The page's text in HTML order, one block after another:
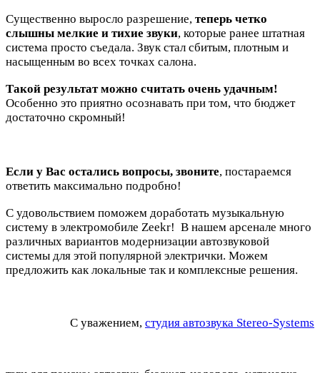
Существенно выросло разрешение, теперь четко
слышны мелкие и тихие звуки, которые ранее штатная
система просто съедала. Звук стал сбитым, плотным и
насыщенным во всех точках салона.
Такой результат можно считать очень удачным!
Особенно это приятно осознавать при том, что бюджет
достаточно скромный!
Если у Вас остались вопросы, звоните, постараемся
ответить максимально подробно!
С удовольствием поможем доработать музыкальную
систему в электромобиле Zeekr! В нашем арсенале много
различных вариантов модернизации автозвуковой
системы для этой популярной электрички. Можем
предложить как локальные так и комплексные решения.
С уважением, студия автозвука Stereo-Systems